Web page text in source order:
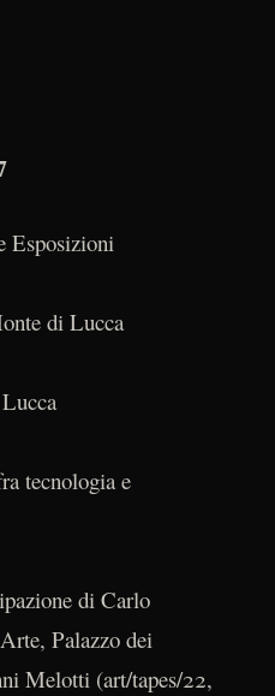
Esposizioni
di Lucca
tecnologia e
di Carlo
Palazzo dei
Melotti (art/tapes/22,